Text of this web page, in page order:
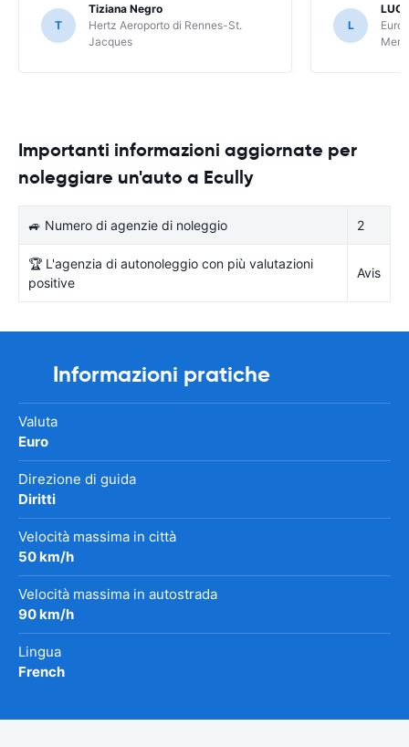
T
Tiziana Negro
Hertz Aeroporto di Rennes-St.
Jacques
L
Importanti informazioni aggiornate per
noleggiare un'auto a Ecully
🚙 Numero di agenzie di noleggio 2
🏆 L'agenzia di autonoleggio con più valutazioni
positive
Avis
Informazioni pratiche
Valuta
Euro
Direzione di guida
Diritti
Velocità massima in città
50 km/h
Velocità massima in autostrada
90 km/h
Lingua
French